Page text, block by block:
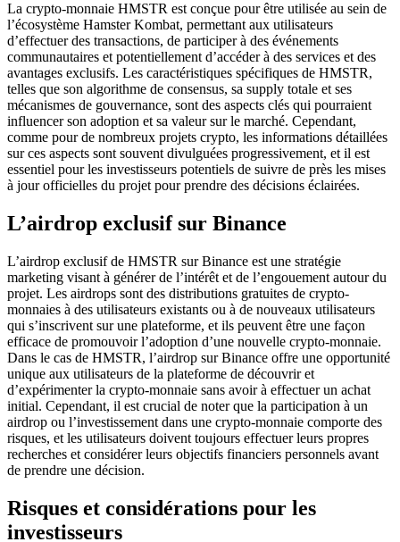
La crypto-monnaie HMSTR est conçue pour être utilisée au sein de
l’écosystème Hamster Kombat, permettant aux utilisateurs
d’effectuer des transactions, de participer à des événements
communautaires et potentiellement d’accéder à des services et des
avantages exclusifs. Les caractéristiques spécifiques de HMSTR,
telles que son algorithme de consensus, sa supply totale et ses
mécanismes de gouvernance, sont des aspects clés qui pourraient
influencer son adoption et sa valeur sur le marché. Cependant,
comme pour de nombreux projets crypto, les informations détaillées
sur ces aspects sont souvent divulguées progressivement, et il est
essentiel pour les investisseurs potentiels de suivre de près les mises
à jour officielles du projet pour prendre des décisions éclairées.
L’airdrop exclusif sur Binance
L’airdrop exclusif de HMSTR sur Binance est une stratégie
marketing visant à générer de l’intérêt et de l’engouement autour du
projet. Les airdrops sont des distributions gratuites de crypto-
monnaies à des utilisateurs existants ou à de nouveaux utilisateurs
qui s’inscrivent sur une plateforme, et ils peuvent être une façon
efficace de promouvoir l’adoption d’une nouvelle crypto-monnaie.
Dans le cas de HMSTR, l’airdrop sur Binance offre une opportunité
unique aux utilisateurs de la plateforme de découvrir et
d’expérimenter la crypto-monnaie sans avoir à effectuer un achat
initial. Cependant, il est crucial de noter que la participation à un
airdrop ou l’investissement dans une crypto-monnaie comporte des
risques, et les utilisateurs doivent toujours effectuer leurs propres
recherches et considérer leurs objectifs financiers personnels avant
de prendre une décision.
Risques et considérations pour les
investisseurs